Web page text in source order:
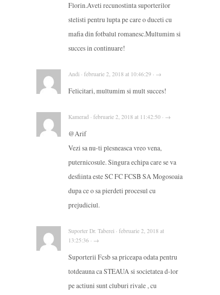
Florin.Aveti recunostinta suporterilor
stelisti pentru lupta pe care o duceti cu
mafia din fotbalul romanesc.Multumim si
succes in continuare!
Andi · februarie 2, 2018 at 10:46:29 · →
Felicitari, multumim si mult succes!
Kamerad · februarie 2, 2018 at 11:42:50 · →
@Arif
Vezi sa nu-ti plesneasca vreo vena,
puternicosule. Singura echipa care se va
desfiinta este SC FC FCSB SA Mogosoaia
dupa ce o sa pierdeti procesul cu
prejudiciul.
Suporter Dr. Taberei · februarie 2, 2018 at
13:25:36 · →
Suporterii Fcsb sa priceapa odata pentru
totdeauna ca STEAUA si societatea d-lor
pe actiuni sunt cluburi rivale , cu